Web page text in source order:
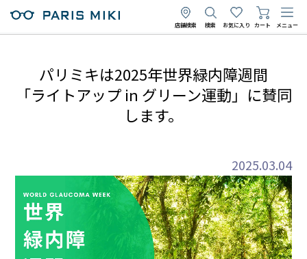
店舗検索 検索 お気に入り カート メニュー
パリミキは2025年世界緑内障週間
「ライトアップ in グリーン運動」に賛同
します。
2025.03.04